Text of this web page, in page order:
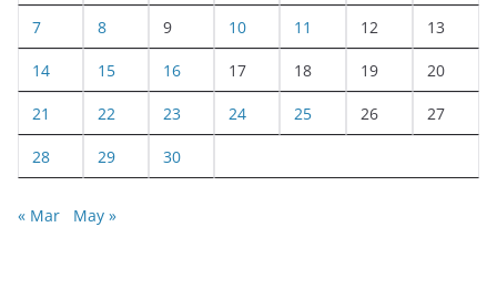
7 8 9 10 11 12 13
14 15 16 17 18 19 20
21 22 23 24 25 26 27
28 29 30
« Mar May »